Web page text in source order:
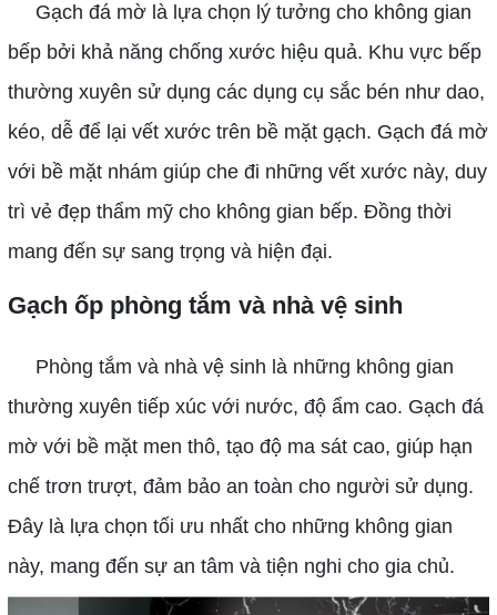
Gạch đá mờ là lựa chọn lý tưởng cho không gian
bếp bởi khả năng chống xước hiệu quả. Khu vực bếp
thường xuyên sử dụng các dụng cụ sắc bén như dao,
kéo, dễ để lại vết xước trên bề mặt gạch. Gạch đá mờ
với bề mặt nhám giúp che đi những vết xước này, duy
trì vẻ đẹp thẩm mỹ cho không gian bếp. Đồng thời
mang đến sự sang trọng và hiện đại.
Gạch ốp phòng tắm và nhà vệ sinh
Phòng tắm và nhà vệ sinh là những không gian
thường xuyên tiếp xúc với nước, độ ẩm cao. Gạch đá
mờ với bề mặt men thô, tạo độ ma sát cao, giúp hạn
chế trơn trượt, đảm bảo an toàn cho người sử dụng.
Đây là lựa chọn tối ưu nhất cho những không gian
này, mang đến sự an tâm và tiện nghi cho gia chủ.